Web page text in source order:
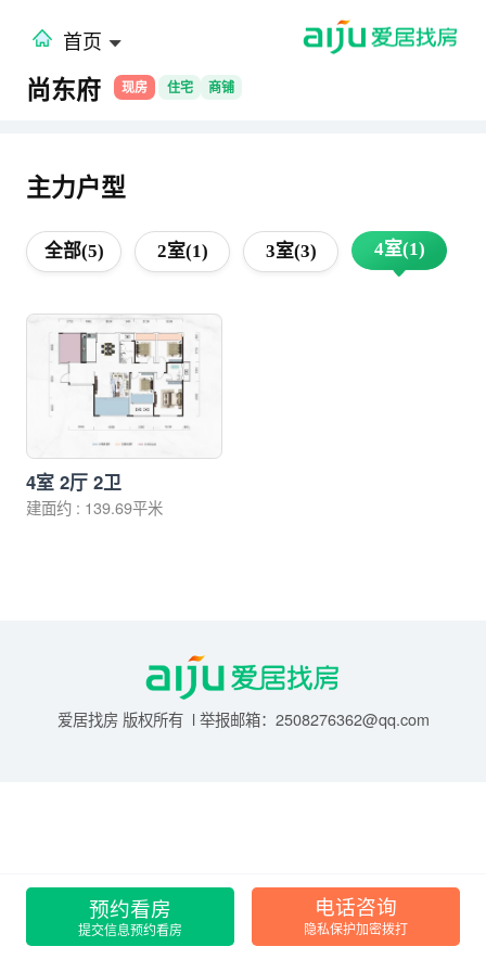
首页
尚东府 现房 住宅 商铺
主力户型
全部(5) 2室(1) 3室(3) 4室(1)
4室 2厅 2卫
建面约 : 139.69平米
爱居找房 版权所有 l 举报邮箱：2508276362@qq.com
预约看房
提交信息预约看房
电话咨询
隐私保护加密拨打